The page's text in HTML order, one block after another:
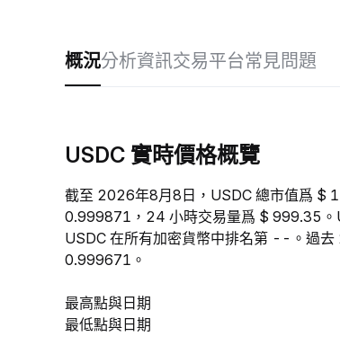
概況分析資訊交易平台常見問題
USDC 實時價格概覽
截至 2026年8月8日，USDC 總市值爲 $
0.999871，24 小時交易量爲 $ 999.35。
USDC 在所有加密貨幣中排名第 --。過
0.999671。
最高點與日期
最低點與日期